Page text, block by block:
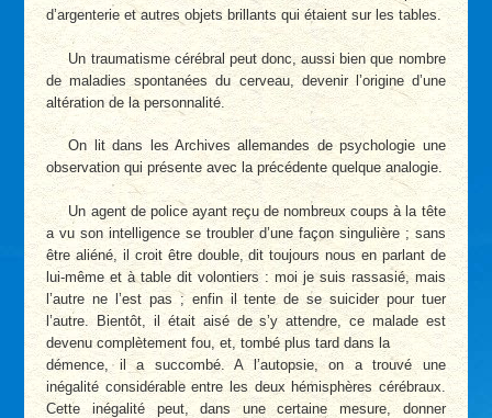
d’argenterie et autres objets brillants qui étaient sur les tables.
Un traumatisme cérébral peut donc, aussi bien que nombre
de maladies spontanées du cerveau, devenir l’origine d’une
altération de la personnalité.
On lit dans les Archives allemandes de psychologie une
observation qui présente avec la précédente quelque analogie.
Un agent de police ayant reçu de nombreux coups à la tête
a vu son intelligence se troubler d’une façon singulière ; sans
être aliéné, il croit être double, dit toujours nous en parlant de
lui-même et à table dit volontiers : moi je suis rassasié, mais
l’autre ne l’est pas ; enfin il tente de se suicider pour tuer
l’autre. Bientôt, il était aisé de s’y attendre, ce malade est
devenu complètement fou, et, tombé plus tard dans la
démence, il a succombé. A l’autopsie, on a trouvé une
inégalité considérable entre les deux hémisphères cérébraux.
Cette inégalité peut, dans une certaine mesure, donner